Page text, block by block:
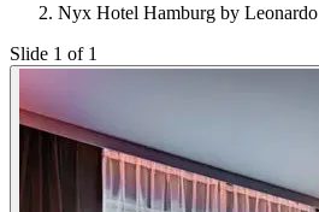
Nyx Hotel Hamburg by Leonardo
Slide 1 of 1